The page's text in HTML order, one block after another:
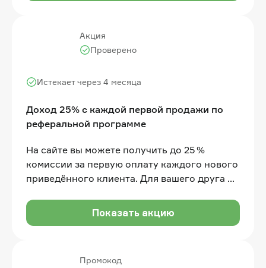
Акция
Доход 25% с каждой первой продажи по
реферальной программе
Истекает через 4 месяца
Проверено
На сайте вы можете получить до 25 %
комиссии за первую оплату каждого нового
приведённого клиента. Для вашего друга —
скидка 3% и 10 000 бонусных баллов
Показать акцию
Промокод